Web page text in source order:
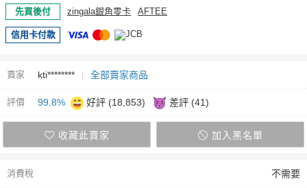
先買後付 zingala銀角零卡 AFTEE
信用卡付款
賣家 kti******** 全部賣家商品
評價 99.8% 好評 (18,853) 差評 (41)
收藏此賣家 加入黑名單
消費稅 不需要